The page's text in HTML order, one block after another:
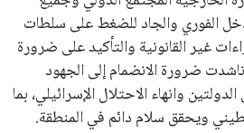
الفوري والجاد للضغط على سلطات
غير القانونية والتأكيد على ضرورة
ناشدت ضرورة الانضمام إلى الجهود
وانهاء الاحتلال الإسرائيلي، بما
ويحقق سلام دائم في المنطقة.